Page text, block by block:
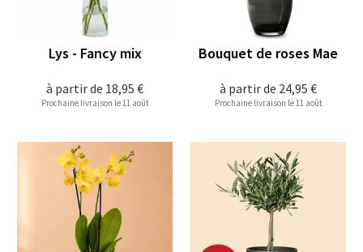
à partir de 18,95 €
Lys - Fancy mix
Prochaine livraison le 11 août
à partir de 24,95 €
Bouquet de roses Mae
Prochaine livraison le 11 août